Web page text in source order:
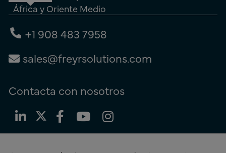
África y Oriente Medio
+1 908 483 7958
sales@freyrsolutions.com
Contacta con nosotros